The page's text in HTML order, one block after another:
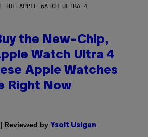
THE APPLE WATCH ULTRA 4
the New-Chip,
Watch Ultra 4
Apple Watches
Right Now
| Reviewed by Ysolt Usigan